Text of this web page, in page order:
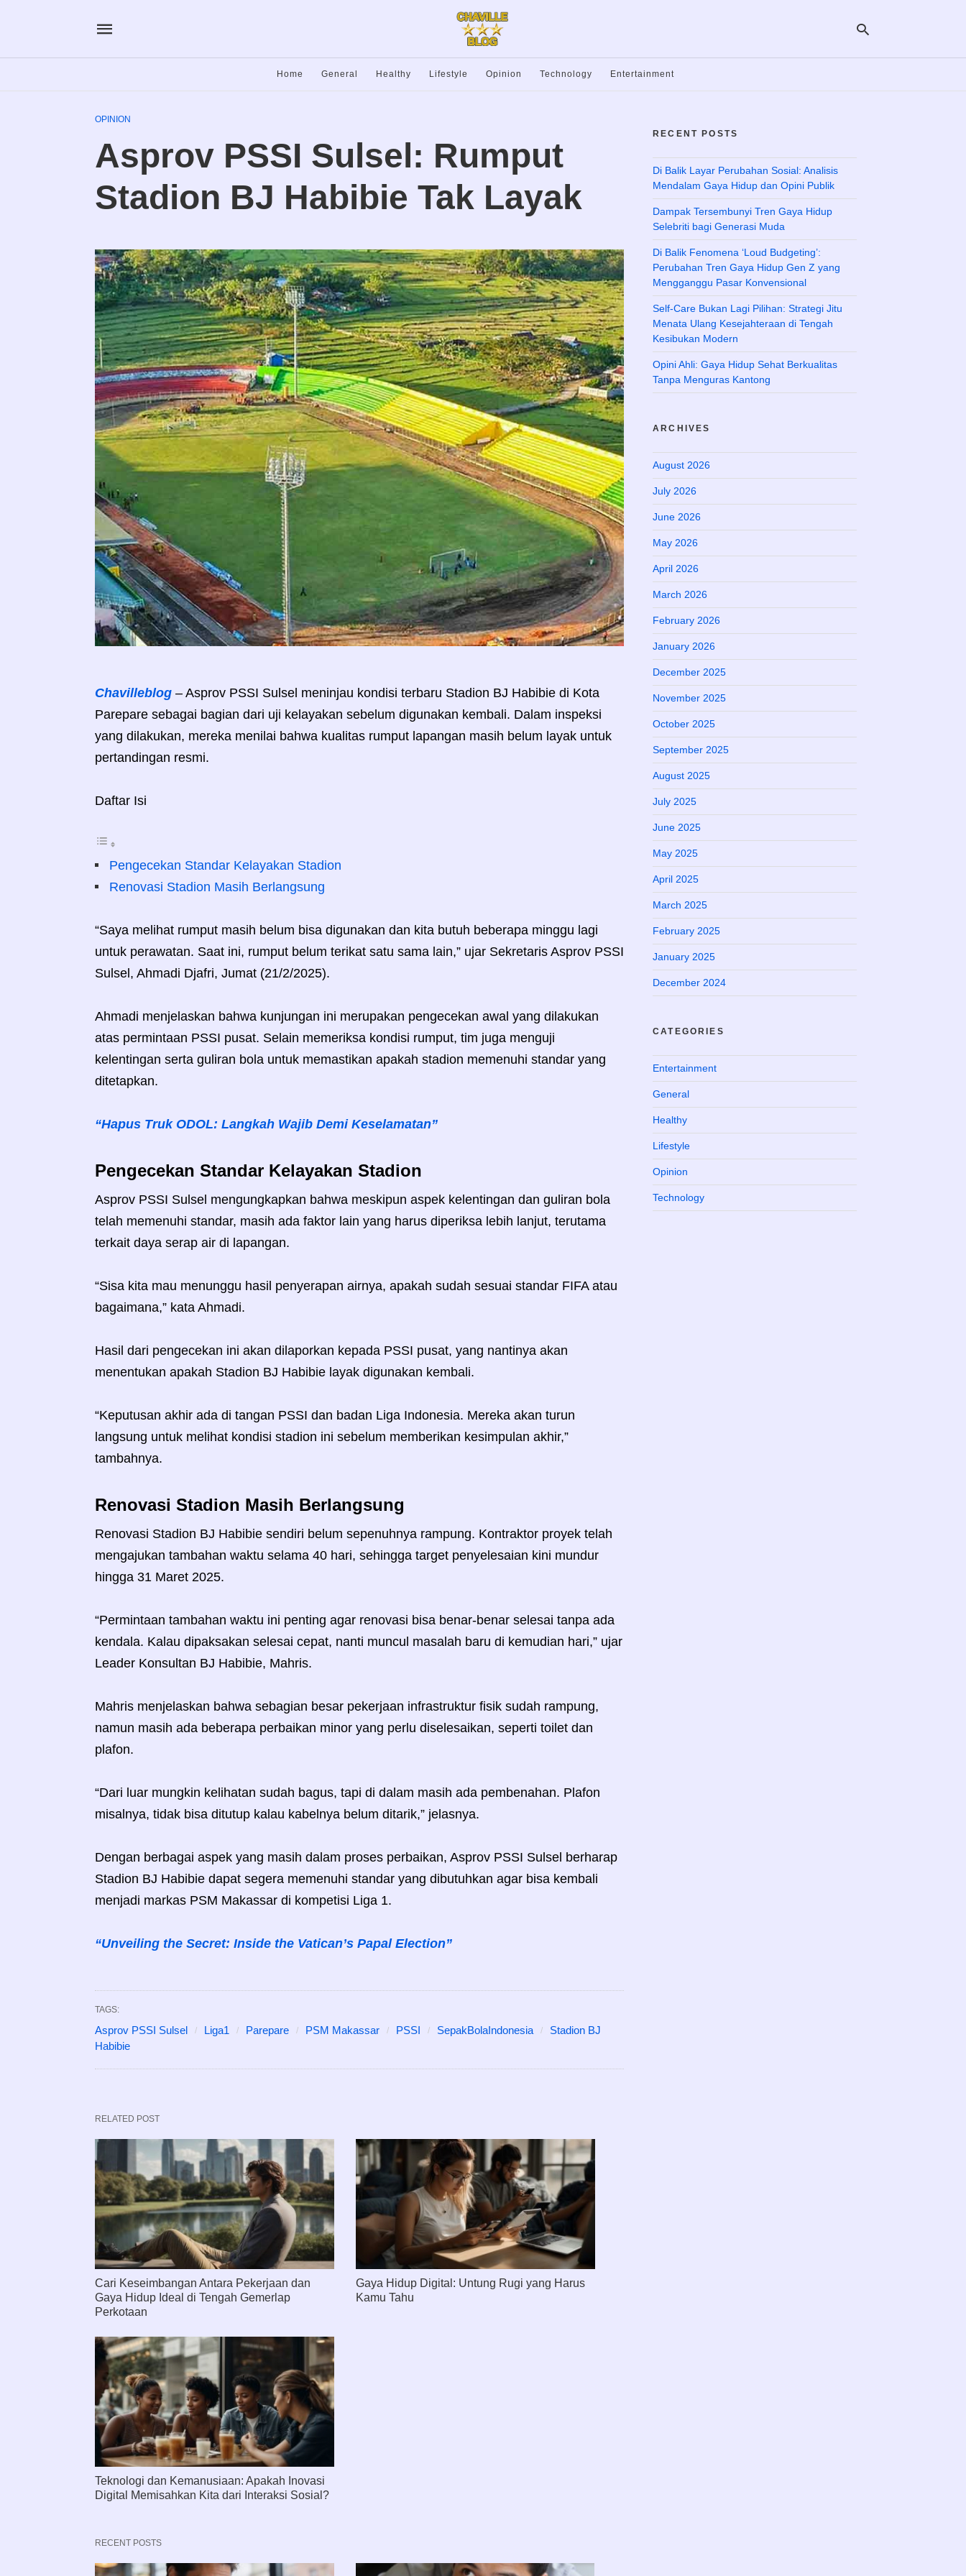
Home General Healthy Lifestyle Opinion Technology Entertainment
OPINION
Asprov PSSI Sulsel: Rumput
Stadion BJ Habibie Tak Layak
Chavilleblog – Asprov PSSI Sulsel meninjau kondisi terbaru Stadion BJ Habibie di Kota
Parepare sebagai bagian dari uji kelayakan sebelum digunakan kembali. Dalam inspeksi
yang dilakukan, mereka menilai bahwa kualitas rumput lapangan masih belum layak untuk
pertandingan resmi.
Daftar Isi
Pengecekan Standar Kelayakan Stadion
Renovasi Stadion Masih Berlangsung
“Saya melihat rumput masih belum bisa digunakan dan kita butuh beberapa minggu lagi
untuk perawatan. Saat ini, rumput belum terikat satu sama lain,” ujar Sekretaris Asprov PSSI
Sulsel, Ahmadi Djafri, Jumat (21/2/2025).
Ahmadi menjelaskan bahwa kunjungan ini merupakan pengecekan awal yang dilakukan
atas permintaan PSSI pusat. Selain memeriksa kondisi rumput, tim juga menguji
kelentingan serta guliran bola untuk memastikan apakah stadion memenuhi standar yang
ditetapkan.
“Hapus Truk ODOL: Langkah Wajib Demi Keselamatan”
Pengecekan Standar Kelayakan Stadion
Asprov PSSI Sulsel mengungkapkan bahwa meskipun aspek kelentingan dan guliran bola
telah memenuhi standar, masih ada faktor lain yang harus diperiksa lebih lanjut, terutama
terkait daya serap air di lapangan.
“Sisa kita mau menunggu hasil penyerapan airnya, apakah sudah sesuai standar FIFA atau
bagaimana,” kata Ahmadi.
Hasil dari pengecekan ini akan dilaporkan kepada PSSI pusat, yang nantinya akan
menentukan apakah Stadion BJ Habibie layak digunakan kembali.
“Keputusan akhir ada di tangan PSSI dan badan Liga Indonesia. Mereka akan turun
langsung untuk melihat kondisi stadion ini sebelum memberikan kesimpulan akhir,”
tambahnya.
Renovasi Stadion Masih Berlangsung
Renovasi Stadion BJ Habibie sendiri belum sepenuhnya rampung. Kontraktor proyek telah
mengajukan tambahan waktu selama 40 hari, sehingga target penyelesaian kini mundur
hingga 31 Maret 2025.
“Permintaan tambahan waktu ini penting agar renovasi bisa benar-benar selesai tanpa ada
kendala. Kalau dipaksakan selesai cepat, nanti muncul masalah baru di kemudian hari,” ujar
Leader Konsultan BJ Habibie, Mahris.
Mahris menjelaskan bahwa sebagian besar pekerjaan infrastruktur fisik sudah rampung,
namun masih ada beberapa perbaikan minor yang perlu diselesaikan, seperti toilet dan
plafon.
“Dari luar mungkin kelihatan sudah bagus, tapi di dalam masih ada pembenahan. Plafon
misalnya, tidak bisa ditutup kalau kabelnya belum ditarik,” jelasnya.
Dengan berbagai aspek yang masih dalam proses perbaikan, Asprov PSSI Sulsel berharap
Stadion BJ Habibie dapat segera memenuhi standar yang dibutuhkan agar bisa kembali
menjadi markas PSM Makassar di kompetisi Liga 1.
“Unveiling the Secret: Inside the Vatican’s Papal Election”
TAGS:
Asprov PSSI Sulsel Liga1 Parepare PSM Makassar PSSI SepakBolaIndonesia
Stadion BJ
Habibie
RELATED POST
Cari Keseimbangan Antara Pekerjaan dan
Gaya Hidup Ideal di Tengah Gemerlap
Perkotaan
Gaya Hidup Digital: Untung Rugi yang Harus
Kamu Tahu
Teknologi dan Kemanusiaan: Apakah Inovasi
Digital Memisahkan Kita dari Interaksi Sosial?
RECENT POSTS
RECENT POSTS
Di Balik Layar Perubahan Sosial: Analisis
Mendalam Gaya Hidup dan Opini Publik
Dampak Tersembunyi Tren Gaya Hidup
Selebriti bagi Generasi Muda
Di Balik Fenomena ‘Loud Budgeting’:
Perubahan Tren Gaya Hidup Gen Z yang
Mengganggu Pasar Konvensional
Self-Care Bukan Lagi Pilihan: Strategi Jitu
Menata Ulang Kesejahteraan di Tengah
Kesibukan Modern
Opini Ahli: Gaya Hidup Sehat Berkualitas
Tanpa Menguras Kantong
ARCHIVES
August 2026
July 2026
June 2026
May 2026
April 2026
March 2026
February 2026
January 2026
December 2025
November 2025
October 2025
September 2025
August 2025
July 2025
June 2025
May 2025
April 2025
March 2025
February 2025
January 2025
December 2024
CATEGORIES
Entertainment
General
Healthy
Lifestyle
Opinion
Technology